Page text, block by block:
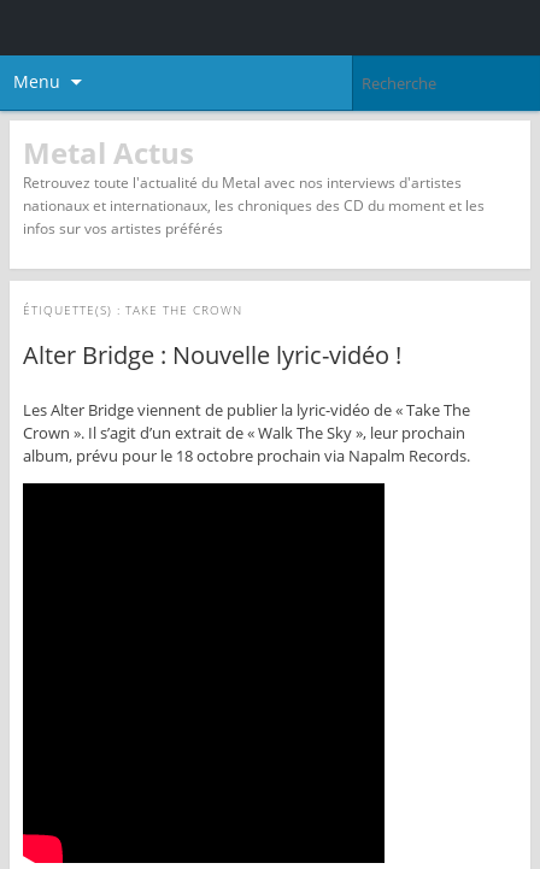
Menu
Metal Actus
Retrouvez toute l'actualité du Metal avec nos interviews d'artistes
nationaux et internationaux, les chroniques des CD du moment et les
infos sur vos artistes préférés
ÉTIQUETTE(S) : TAKE THE CROWN
Alter Bridge : Nouvelle lyric-vidéo !
Les Alter Bridge viennent de publier la lyric-vidéo de « Take The
Crown ». Il s’agit d’un extrait de « Walk The Sky », leur prochain
album, prévu pour le 18 octobre prochain via Napalm Records.